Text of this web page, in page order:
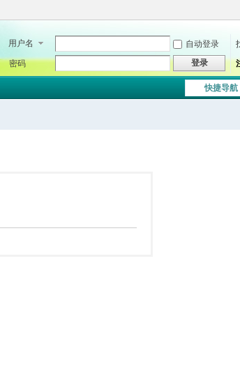
用户名 自动登录
密码
登录
快捷导航